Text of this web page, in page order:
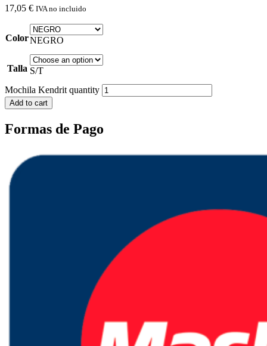
17,05 € IVA no incluido
ColorNEGRO
Talla S/T
Mochila Kendrit quantity
Add to cart
Formas de Pago